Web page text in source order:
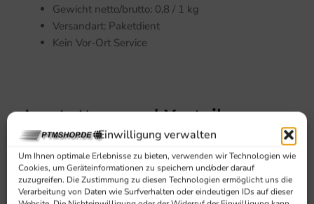
Einwilligung verwalten
Um Ihnen optimale Erlebnisse zu bieten, verwenden wir Technologien wie
Cookies, um Geräteinformationen zu speichern und/oder darauf
zuzugreifen. Die Zustimmung zu diesen Technologien ermöglicht uns die
Verarbeitung von Daten wie Surfverhalten oder eindeutigen IDs auf dieser
Gewicht netto/brutto: 0,8 / 1 kg
Versandart: Paketdient
Kein Vor-Ort Service
Ausstattung und Vorteile
Material : Edelstahl
Geeignet für Saro Verpackungsmachine SV300
(511-1000)
Abmessungen: B 138 x T 96 mm